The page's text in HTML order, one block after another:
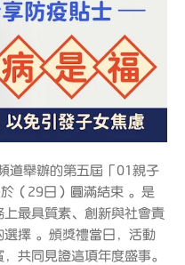
道舉辦的第五屆「01親子
（29日）圓滿結束 。是
最具質素、創新與社會責
擇 。頒獎禮當日，活動
共同見證這項年度盛事。